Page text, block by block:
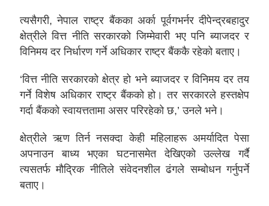
त्यसैगरी, नेपाल राष्ट्र बैंकका अर्का पूर्वगभर्नर दीपेन्द्रबहादुर
क्षेत्रीले वित्त नीति सरकारको जिम्मेवारी भए पनि ब्याजदर र
विनिमय दर निर्धारण गर्ने अधिकार राष्ट्र बैंककै रहेको बताए।
‘वित्त नीति सरकारको क्षेत्र हो भने ब्याजदर र विनिमय दर तय
गर्ने विशेष अधिकार राष्ट्र बैंकको हो। तर सरकारले हस्तक्षेप
गर्दा बैंकको स्वायत्ततामा असर परिरहेको छ,’ उनले भने।
क्षेत्रीले ऋण तिर्न नसक्दा केही महिलाहरू अमर्यादित पेसा
अपनाउन बाध्य भएका घटनासमेत देखिएको उल्लेख गर्दै
त्यसतर्फ मौद्रिक नीतिले संवेदनशील ढंगले सम्बोधन गर्नुपर्ने
बताए।